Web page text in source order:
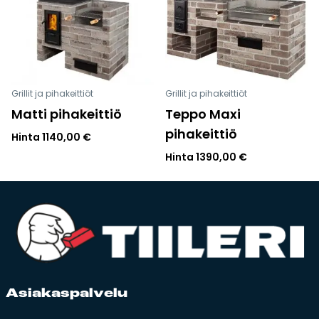
Grillit ja pihakeittiöt
Matti pihakeittiö
Hinta 1140,00 €
Grillit ja pihakeittiöt
Teppo Maxi
pihakeittiö
Hinta 1390,00 €
Asia­kas­pal­ve­lu